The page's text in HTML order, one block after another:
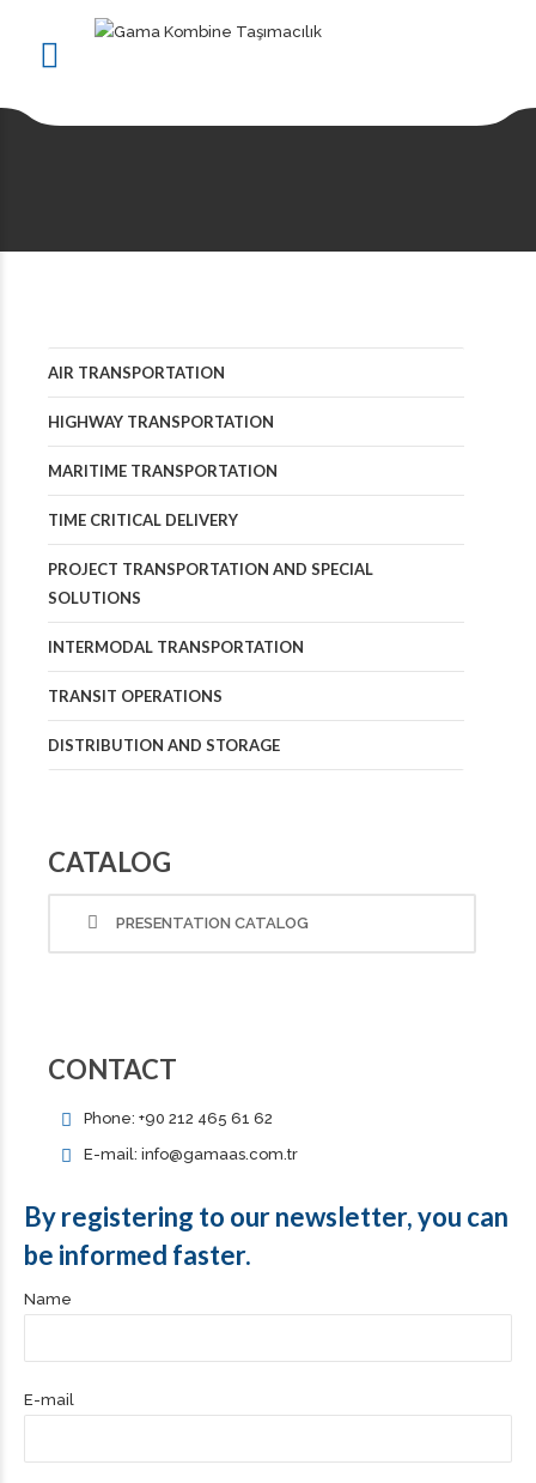
AIR TRANSPORTATION
HIGHWAY TRANSPORTATION
MARITIME TRANSPORTATION
TIME CRITICAL DELIVERY
PROJECT TRANSPORTATION AND SPECIAL
SOLUTIONS
INTERMODAL TRANSPORTATION
TRANSIT OPERATIONS
DISTRIBUTION AND STORAGE
CATALOG
PRESENTATION CATALOG
CONTACT
Phone: +90 212 465 61 62
E-mail: info@gamaas.com.tr
By registering to our newsletter, you can
be informed faster.
Name
E-mail